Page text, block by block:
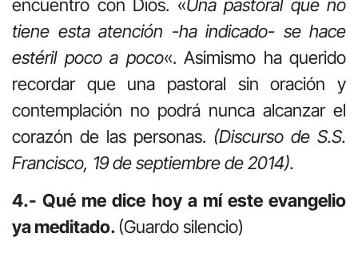
encuentro con Dios. «Una pastoral que no
tiene esta atención -ha indicado- se hace
estéril poco a poco«. Asimismo ha querido
recordar que una pastoral sin oración y
contemplación no podrá nunca alcanzar el
corazón de las personas. (Discurso de S.S.
Francisco, 19 de septiembre de 2014).
4.- Qué me dice hoy a mí este evangelio
ya meditado.(Guardo silencio)